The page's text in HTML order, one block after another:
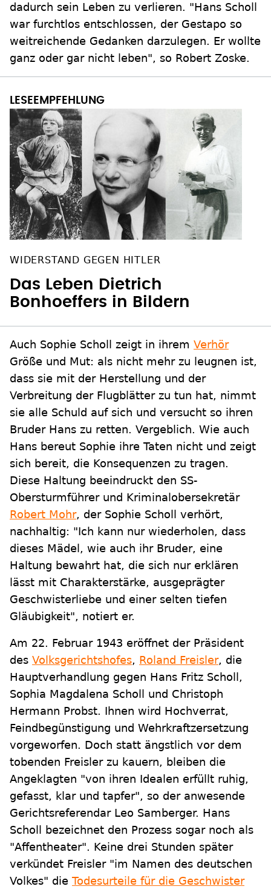
dadurch sein Leben zu verlieren. "Hans Scholl
war furchtlos entschlossen, der Gestapo so
weitreichende Gedanken darzulegen. Er wollte
ganz oder gar nicht leben", so Robert Zoske.
WIDERSTAND GEGEN HITLER
Das Leben Dietrich
Bonhoeffers in Bildern
Auch Sophie Scholl zeigt in ihrem Verhör
Größe und Mut: als nicht mehr zu leugnen ist,
dass sie mit der Herstellung und der
Verbreitung der Flugblätter zu tun hat, nimmt
sie alle Schuld auf sich und versucht so ihren
Bruder Hans zu retten. Vergeblich. Wie auch
Hans bereut Sophie ihre Taten nicht und zeigt
sich bereit, die Konsequenzen zu tragen.
Diese Haltung beeindruckt den SS-
Obersturmführer und Kriminalobersekretär
Robert Mohr, der Sophie Scholl verhört,
nachhaltig: "Ich kann nur wiederholen, dass
dieses Mädel, wie auch ihr Bruder, eine
Haltung bewahrt hat, die sich nur erklären
lässt mit Charakterstärke, ausgeprägter
Geschwisterliebe und einer selten tiefen
Gläubigkeit", notiert er.
Am 22. Februar 1943 eröffnet der Präsident
des Volksgerichtshofes, Roland Freisler, die
Hauptverhandlung gegen Hans Fritz Scholl,
Sophia Magdalena Scholl und Christoph
Hermann Probst. Ihnen wird Hochverrat,
Feindbegünstigung und Wehrkraftzersetzung
vorgeworfen. Doch statt ängstlich vor dem
tobenden Freisler zu kauern, bleiben die
Angeklagten "von ihren Idealen erfüllt ruhig,
gefasst, klar und tapfer", so der anwesende
Gerichtsreferendar Leo Samberger. Hans
Scholl bezeichnet den Prozess sogar noch als
"Affentheater". Keine drei Stunden später
verkündet Freisler "im Namen des deutschen
Volkes" die Todesurteile für die Geschwister